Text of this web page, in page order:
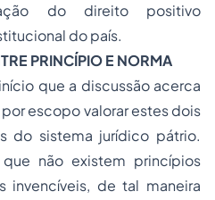
do direito positivo
do país.
PRINCÍPIO E NORMA
que a discussão acerca
escopo valorar estes dois
do sistema jurídico pátrio.
não existem princípios
invencíveis, de tal maneira